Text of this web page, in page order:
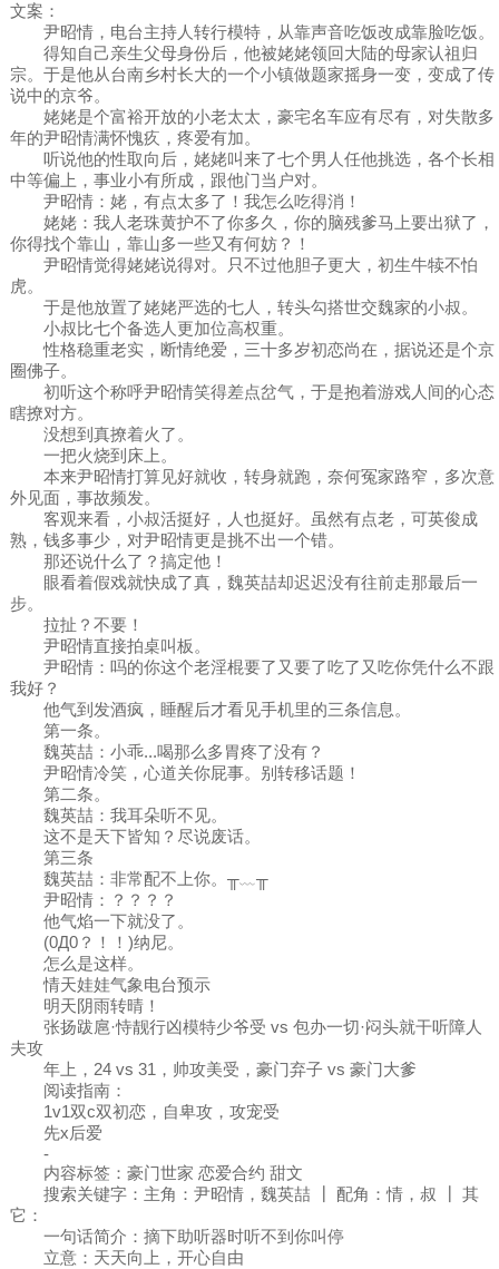
文案：
尹昭情，电台主持人转行模特，从靠声音吃饭改成靠脸吃饭。
得知自己亲生父母身份后，他被姥姥领回大陆的母家认祖归
宗。于是他从台南乡村长大的一个小镇做题家摇身一变，变成了传
说中的京爷。
姥姥是个富裕开放的小老太太，豪宅名车应有尽有，对失散多
年的尹昭情满怀愧疚，疼爱有加。
听说他的性取向后，姥姥叫来了七个男人任他挑选，各个长相
中等偏上，事业小有所成，跟他门当户对。
尹昭情：姥，有点太多了！我怎么吃得消！
姥姥：我人老珠黄护不了你多久，你的脑残爹马上要出狱了，
你得找个靠山，靠山多一些又有何妨？！
尹昭情觉得姥姥说得对。只不过他胆子更大，初生牛犊不怕
虎。
于是他放置了姥姥严选的七人，转头勾搭世交魏家的小叔。
小叔比七个备选人更加位高权重。
性格稳重老实，断情绝爱，三十多岁初恋尚在，据说还是个京
圈佛子。
初听这个称呼尹昭情笑得差点岔气，于是抱着游戏人间的心态
瞎撩对方。
没想到真撩着火了。
一把火烧到床上。
本来尹昭情打算见好就收，转身就跑，奈何冤家路窄，多次意
外见面，事故频发。
客观来看，小叔活挺好，人也挺好。虽然有点老，可英俊成
熟，钱多事少，对尹昭情更是挑不出一个错。
那还说什么了？搞定他！
眼看着假戏就快成了真，魏英喆却迟迟没有往前走那最后一
步。
拉扯？不要！
尹昭情直接拍桌叫板。
尹昭情：吗的你这个老淫棍要了又要了吃了又吃你凭什么不跟
我好？
他气到发酒疯，睡醒后才看见手机里的三条信息。
第一条。
魏英喆：小乖...喝那么多胃疼了没有？
尹昭情冷笑，心道关你屁事。别转移话题！
第二条。
魏英喆：我耳朵听不见。
这不是天下皆知？尽说废话。
第三条
魏英喆：非常配不上你。╥﹏╥
尹昭情：？？？？
他气焰一下就没了。
(0Д0？！！)纳尼。
怎么是这样。
情天娃娃气象电台预示
明天阴雨转晴！
张扬跋扈·恃靓行凶模特少爷受 vs 包办一切·闷头就干听障人
夫攻
年上，24 vs 31，帅攻美受，豪门弃子 vs 豪门大爹
阅读指南：
1v1双c双初恋，自卑攻，攻宠受
先x后爱
-
内容标签：豪门世家 恋爱合约 甜文
搜索关键字：主角：尹昭情，魏英喆 ┃ 配角：情，叔 ┃ 其
它：
一句话简介：摘下助听器时听不到你叫停
立意：天天向上，开心自由